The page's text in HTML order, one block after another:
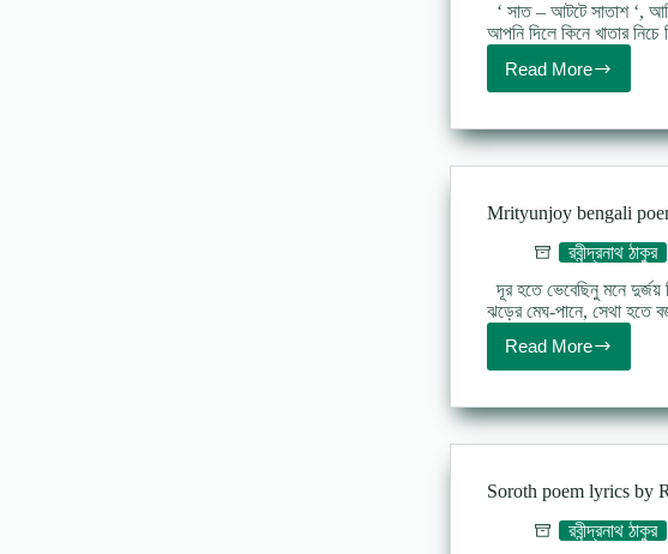
‘ সাত – আটটে সাতাশ ‘,
আপনি দিলে কিনে খাতার
Read More
Putul
vanga
lyrics
কবিতা
রবীন্দ্রনাথ
ঠাকুর
Mrityunjoy bengali poem
রবীন্দ্রনাথ ঠাকুর
দূর হতে ভেবেছিনু মনে দুর্জয়
ঝড়ের মেঘ-পানে, সেথা
Read MoreMrityunjoy
bengali
lyrics
রবীন্দ্রনাথ
ঠাকুর
Soroth poem lyrics by
রবীন্দ্রনাথ ঠাকুর